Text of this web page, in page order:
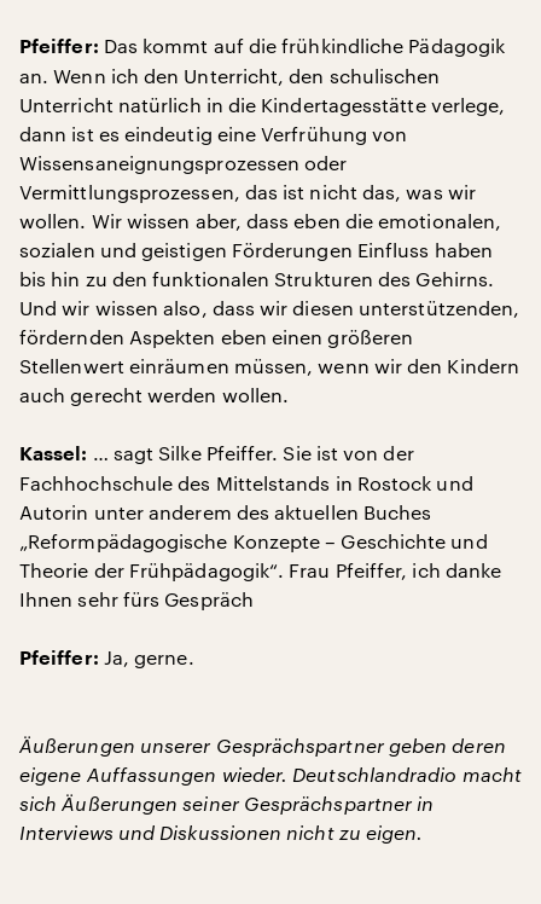
Pfeiffer: Das kommt auf die frühkindliche Pädagogik
an. Wenn ich den Unterricht, den schulischen
Unterricht natürlich in die Kindertagesstätte verlege,
dann ist es eindeutig eine Verfrühung von
Wissensaneignungsprozessen oder
Vermittlungsprozessen, das ist nicht das, was wir
wollen. Wir wissen aber, dass eben die emotionalen,
sozialen und geistigen Förderungen Einfluss haben
bis hin zu den funktionalen Strukturen des Gehirns.
Und wir wissen also, dass wir diesen unterstützenden,
fördernden Aspekten eben einen größeren
Stellenwert einräumen müssen, wenn wir den Kindern
auch gerecht werden wollen.
Kassel: … sagt Silke Pfeiffer. Sie ist von der
Fachhochschule des Mittelstands in Rostock und
Autorin unter anderem des aktuellen Buches
„Reformpädagogische Konzepte – Geschichte und
Theorie der Frühpädagogik“. Frau Pfeiffer, ich danke
Ihnen sehr fürs Gespräch
Pfeiffer: Ja, gerne.
Äußerungen unserer Gesprächspartner geben deren
eigene Auffassungen wieder. Deutschlandradio macht
sich Äußerungen seiner Gesprächspartner in
Interviews und Diskussionen nicht zu eigen.